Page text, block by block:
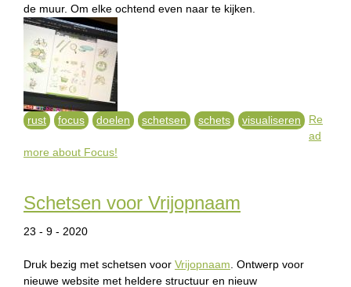
de muur. Om elke ochtend even naar te kijken.
rust focus doelen schetsen schets visualiseren
Re
ad
more about Focus!
Schetsen voor Vrijopnaam
23 - 9 - 2020
Druk bezig met schetsen voor Vrijopnaam . Ontwerp voor
nieuwe website met heldere structuur en nieuw